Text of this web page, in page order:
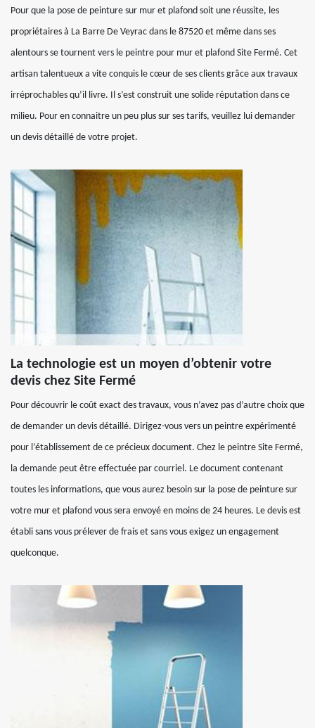
Pour que la pose de peinture sur mur et plafond soit une réussite, les
propriétaires à La Barre De Veyrac dans le 87520 et même dans ses
alentours se tournent vers le peintre pour mur et plafond Site Fermé. Cet
artisan talentueux a vite conquis le cœur de ses clients grâce aux travaux
irréprochables qu’il livre. Il s’est construit une solide réputation dans ce
milieu. Pour en connaitre un peu plus sur ses tarifs, veuillez lui demander
un devis détaillé de votre projet.
La technologie est un moyen d’obtenir votre
devis chez Site Fermé
Pour découvrir le coût exact des travaux, vous n’avez pas d’autre choix que
de demander un devis détaillé. Dirigez-vous vers un peintre expérimenté
pour l’établissement de ce précieux document. Chez le peintre Site Fermé,
la demande peut être effectuée par courriel. Le document contenant
toutes les informations, que vous aurez besoin sur la pose de peinture sur
votre mur et plafond vous sera envoyé en moins de 24 heures. Le devis est
établi sans vous prélever de frais et sans vous exigez un engagement
quelconque.